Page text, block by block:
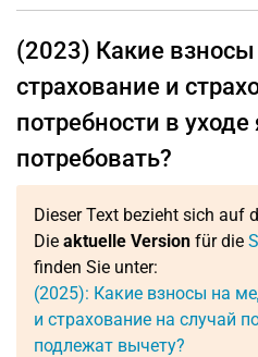
(2023) Какие
страхование и
потребности в уходе
потребовать?
Dieser Text bezieht sich auf
Die aktuelle Version für die
finden Sie unter:
(2025): Какие взносы на
и страхование на случай
подлежат вычету?